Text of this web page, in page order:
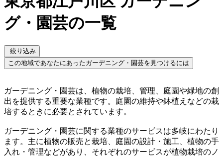
グ・園芸の一覧
絞り込み
この地域であなたにあったガーデニング・園芸を見つけるには
ガーデニング・園芸は、植物の栽培、管理、庭園や緑地の創
出を提供する重要な業種です。庭園の維持や鉢植えなどの栽
培するときに必要とされています。
ガーデニング・園芸に関する業種のサービスは多岐にわたり
ます。主に植物の販売と栽培、庭園の設計・施工、植物の手
入れ・管理などがあり、それぞれのサービスが植物栽培のノ